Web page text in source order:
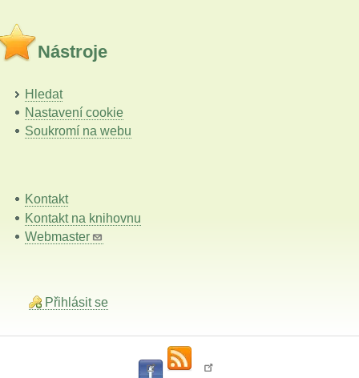
Nástroje
Hledat
Nastavení cookie
Soukromí na webu
Kontakt
Kontakt na knihovnu
Webmaster
Přihlásit se